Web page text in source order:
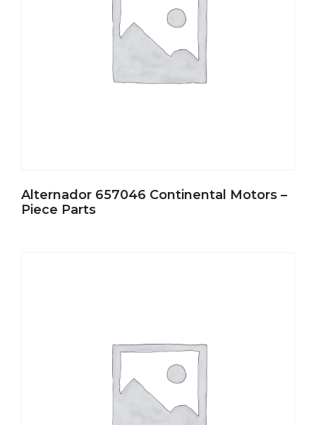
Alternador 657046 Continental Motors –
Piece Parts